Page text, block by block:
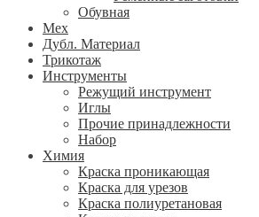
Обувная
Мех
Дубл. Материал
Трикотаж
Инструменты
Режущий инструмент
Иглы
Прочие принадлежности
Набор
Химия
Краска проникающая
Краска для урезов
Краска полиуретановая